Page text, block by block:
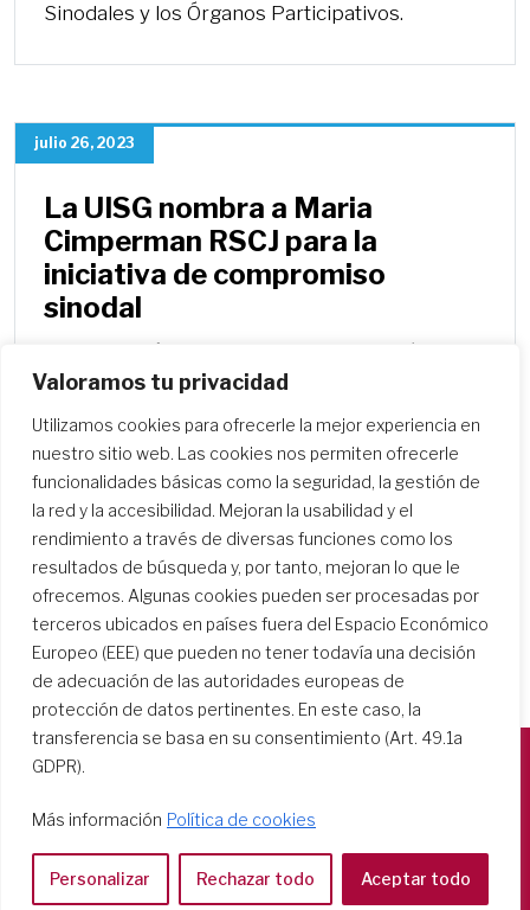
Valoramos tu privacidad
Utilizamos cookies para ofrecerle la mejor experiencia en
nuestro sitio web. Las cookies nos permiten ofrecerle
funcionalidades básicas como la seguridad, la gestión de
la red y la accesibilidad. Mejoran la usabilidad y el
rendimiento a través de diversas funciones como los
resultados de búsqueda y, por tanto, mejoran lo que le
ofrecemos. Algunas cookies pueden ser procesadas por
terceros ubicados en países fuera del Espacio Económico
Europeo (EEE) que pueden no tener todavía una decisión
de adecuación de las autoridades europeas de
protección de datos pertinentes. En este caso, la
transferencia se basa en su consentimiento (Art. 49.1a
GDPR).
Más información Política de cookies
Personalizar Rechazar todo Aceptar todo
Sinodales y los Órganos Participativos.
julio 26, 2023
La UISG nombra a Maria
Cimperman RSCJ para la
iniciativa de compromiso
sinodal
La Hna. María Cimperman RSCJ se unirá al
personal de la UISG en septiembre de 2023
como coordinadora de una…
Casa Generalizia
Via Tarquinio Vipera, 16 - 00152 Roma
Tel: 06 58 23 03 32 or 06 58 20 31 17